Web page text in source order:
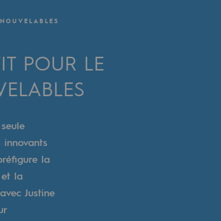
POUR LE
la
et la
Justine